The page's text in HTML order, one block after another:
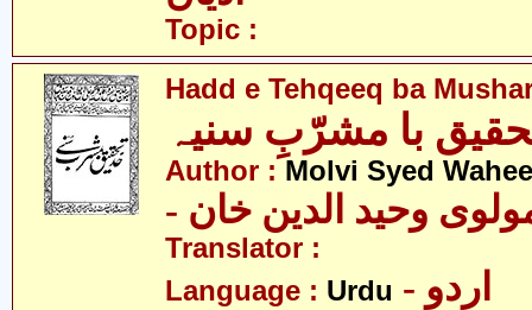
Topic :
Hadd e Tehqeeq ba
با مشرّبِ سنیہ
Author : Molvi Syed
مولوی وحید الدین خان
Translator :
Language : Urdu - اردو